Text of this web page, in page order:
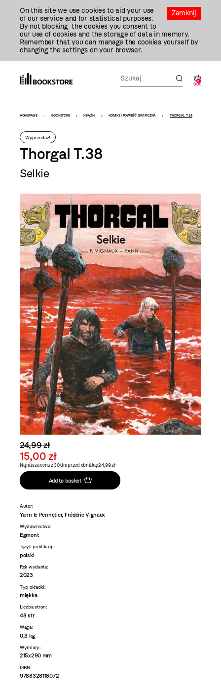
Zamknij
On this site we use cookies to aid your use
of our service and for statistical purposes.
By not blocking the cookies you consent to
our use of cookies and the storage of data in memory.
Remember that you can manage the cookies yourself by
changing the settings on your browser.
0
0,00
Bookstore
-
szablon
szczegóły
HOMEPAGE BOOKSTORE KSIĄŻKI KOMIKS I POWIEŚĆ GRAFICZNA THORGAL T.38
Wyprzedaż!
Thorgal T.38
Selkie
24,99 zł
15,00 zł
Najniższa cena z 30 dni przed obniżką: 24,99 zł
Add to basket
Autor:
Yann le Pennetier, Frédéric Vignaux
Wydawnictwo:
Egmont
Język publikacji:
polski
Rok wydania:
2023
Typ okładki:
miękka
Liczba stron:
48 str
Waga:
0,3 kg
Wymiary:
215x290 mm
ISBN:
9788328118072